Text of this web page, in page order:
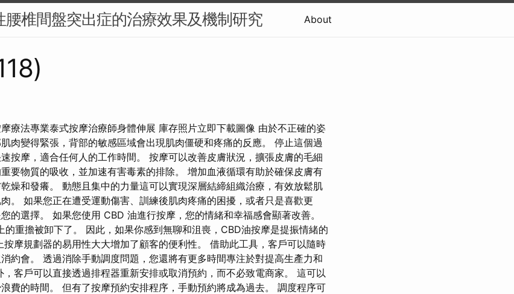
椎間盤突出症的治療效果及機制研究 About
療法專業泰式按摩治療師身體伸展 庫存照片立即下載圖像 由於不正確的姿
肉變得緊張，背部的敏感區域會出現肌肉僵硬和疼痛的反應。 停止這個過
按摩，適合任何人的工作時間。 按摩可以改善皮膚狀況，擴張皮膚的毛細
要物質的吸收，並加速有害毒素的排除。 增加血液循環有助於確保皮膚有
燥和發癢。 動態且集中的力量這可以實現深層結締組織治療，有效放鬆肌
。 如果您正在遭受運動傷害、訓練後肌肉疼痛的困擾，或者只是喜歡更
的選擇。 如果您使用 CBD 油進行按摩，您的情緒和幸福感會顯著改善。
的重擔被卸下了。 因此，如果你感到無聊和沮喪，CBD油按摩是提振情緒的
摩規劃器的易用性大大增加了顧客的便利性。 借助此工具，客戶可以隨時
約會。 透過消除手動調度問題，您還將有更多時間專注於對提高生產力和
客戶可以直接透過排程器重新安排或取消預約，而不必致電商家。 這可以
費的時間。 但有了按摩預約安排程序，手動預約將成為過去。 調度程序可